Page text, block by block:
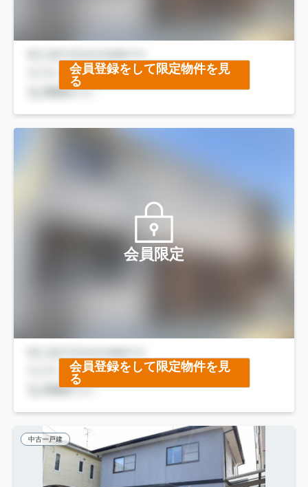
会員登録をして限定物件を見
る
会員限定
会員登録をして限定物件を見
る
中古一戸建